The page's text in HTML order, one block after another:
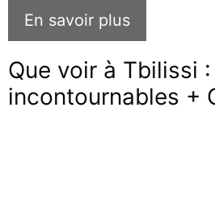
En savoir plus
Que voir à Tbilissi
incontournables +